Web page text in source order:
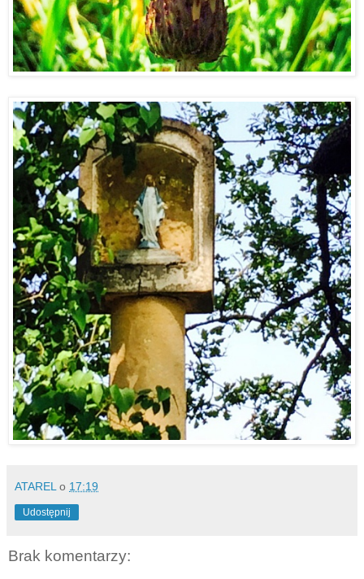
ATAREL o 17:19
Udostępnij
Brak komentarzy: